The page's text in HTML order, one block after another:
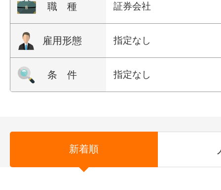
職 種 証券会社
雇用形態 指定なし
条 件 指定なし
新着順